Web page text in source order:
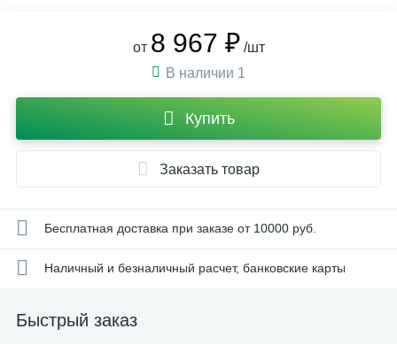
от 8 967 ₽ /шт
В наличии 1
Купить
Заказать товар
Бесплатная доставка при заказе от 10000 руб.
Наличный и безналичный расчет, банковские карты
Быстрый заказ